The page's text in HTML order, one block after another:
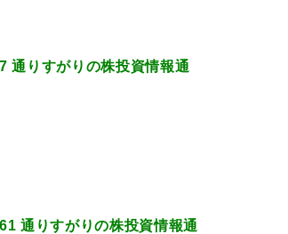
通りすがりの株投資情報通
通りすがりの株投資情報通